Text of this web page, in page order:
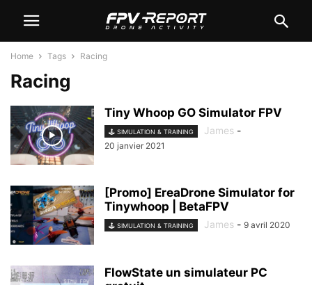
Home Tags Racing
Racing
Tiny Whoop GO Simulator FPV
🕹️ SIMULATION & TRAINING James -
20 janvier 2021
[Promo] EreaDrone Simulator for
Tinywhoop | BetaFPV
🕹️ SIMULATION & TRAINING James - 9 avril 2020
FlowState un simulateur PC